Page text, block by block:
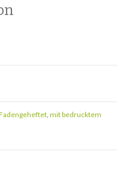
, mit bedrucktem